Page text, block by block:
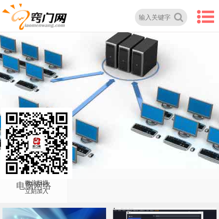
电脑网络
微信扫描
立刻加入